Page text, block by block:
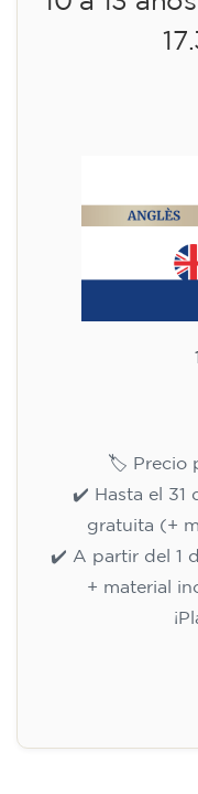
🏷️ Precio
✔️ Hasta el 31
gratuita (+
✔️ A partir del 1
+ material